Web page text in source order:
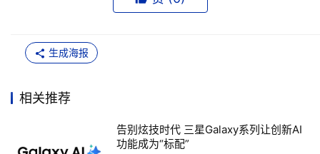
生成海报
相关推荐
告别炫技时代 三星Galaxy系列让创新AI
功能成为“标配”